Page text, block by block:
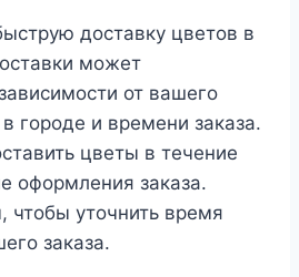
доставку цветов в
может
от вашего
городе и времени заказа.
цветы в течение
оформления заказа.
чтобы уточнить время
заказа.